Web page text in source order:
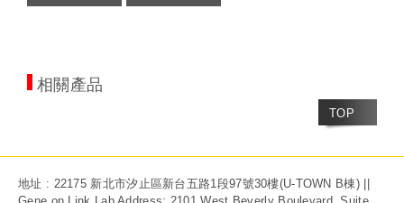
相關產品
TOP
地址 : 22175 新北市汐止區新台五路1段97號30樓(U-TOWN B棟) ||